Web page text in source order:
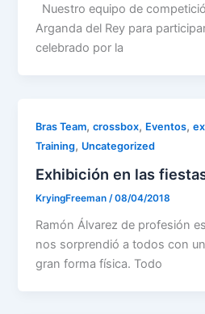
Nuestro equipo de
Arganda del Rey para
celebrado por la
Bras Team,crossbox, Eventos,
Training, Uncategorized
Exhibición en las
KryingFreeman/08/04/2018
Ramón Álvarez de profesión
nos sorprendió a todos con
gran forma física. Todo